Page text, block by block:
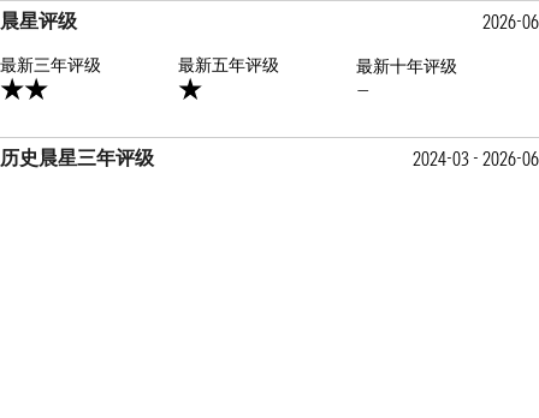
晨星评级 2026-06
最新三年评级 最新五年评级
最新十年评级
—
历史晨星三年评级 2024-03 - 2026-06